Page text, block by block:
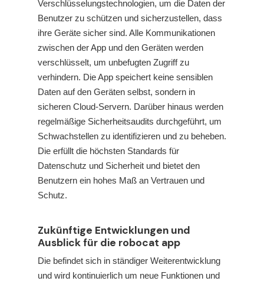
Verschlüsselungstechnologien, um die Daten der
Benutzer zu schützen und sicherzustellen, dass
ihre Geräte sicher sind. Alle Kommunikationen
zwischen der App und den Geräten werden
verschlüsselt, um unbefugten Zugriff zu
verhindern. Die App speichert keine sensiblen
Daten auf den Geräten selbst, sondern in
sicheren Cloud-Servern. Darüber hinaus werden
regelmäßige Sicherheitsaudits durchgeführt, um
Schwachstellen zu identifizieren und zu beheben.
Die erfüllt die höchsten Standards für
Datenschutz und Sicherheit und bietet den
Benutzern ein hohes Maß an Vertrauen und
Schutz.
Zukünftige Entwicklungen und
Ausblick für die robocat app
Die befindet sich in ständiger Weiterentwicklung
und wird kontinuierlich um neue Funktionen und